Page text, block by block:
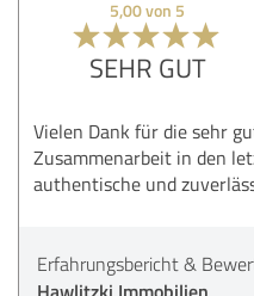
5,00 von 5
SEHR GUT
Vielen Dank für die sehr
Zusammenarbeit in den
authentische und
Erfahrungsbericht &
Hawlitzki Immobilien